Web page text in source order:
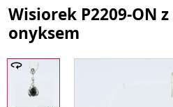
Wisiorek P2209-ON
onyksem